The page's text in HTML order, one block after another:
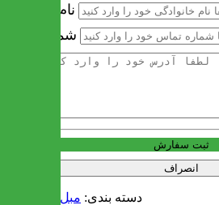
نام خانوادگی
شماره تماس
ثبت سفارش
انصراف
دسته بندی: مبل